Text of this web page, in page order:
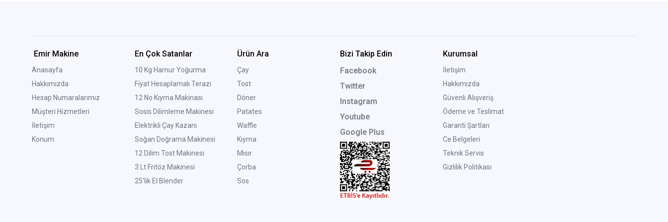
Emir Makine
Anasayfa
Hakkımızda
Hesap Numaralarımız
Müşteri Hizmetleri
İletişim
Konum
En Çok Satanlar
10 Kg Hamur Yoğurma
Fiyat Hesaplamalı Terazi
12 No Kıyma Makinası
Sosis Dilimleme Makinesi
Elektrikli Çay Kazanı
Soğan Doğrama Makinesi
12 Dilim Tost Makinesi
3 Lt Fritöz Makinesi
25'lik El Blender
Ürün Ara
Çay
Tost
Döner
Patates
Waffle
Kıyma
Mısır
Çorba
Sos
Bizi Takip Edin
Facebook
Twitter
Instagram
Youtube
Google Plus
Kurumsal
İletişim
Hakkımızda
Güvenli Alışveriş
Ödeme ve Teslimat
Garanti Şartları
Ce Belgeleri
Teknik Servis
Gizlilik Politikası